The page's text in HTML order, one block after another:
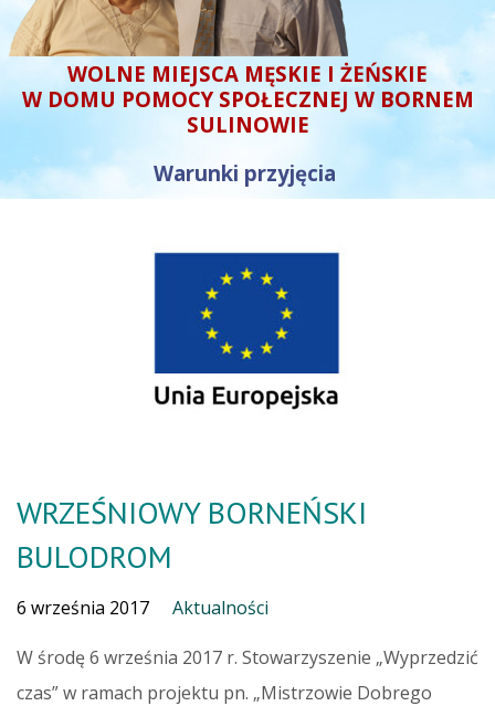
WOLNE MIEJSCA MĘSKIE I ŻEŃSKIE
W DOMU POMOCY SPOŁECZNEJ W BORNEM
SULINOWIE
Warunki przyjęcia
WRZEŚNIOWY BORNEŃSKI
BULODROM
6 września 2017 Aktualności
W środę 6 września 2017 r. Stowarzyszenie „Wyprzedzić
czas” w ramach projektu pn. „Mistrzowie Dobrego